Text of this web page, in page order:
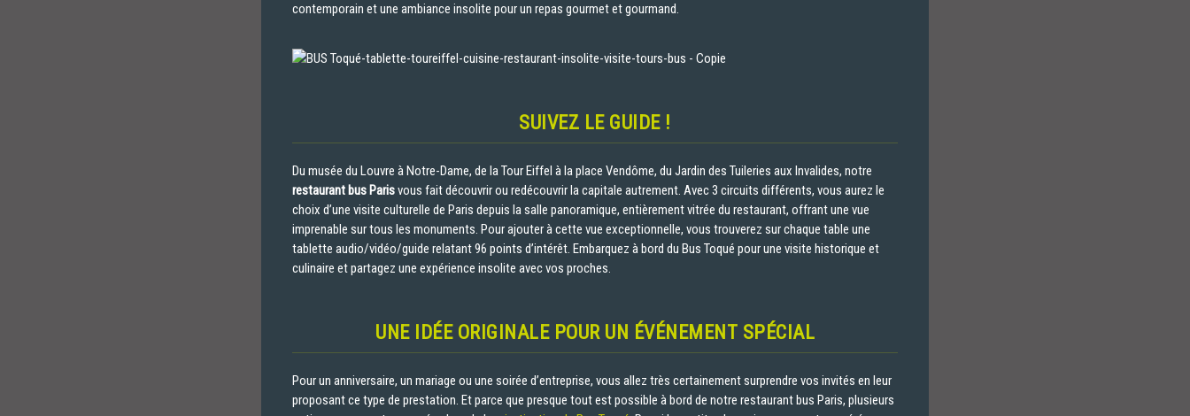
contemporain et une ambiance insolite pour un repas gourmet et gourmand.
SUIVEZ LE GUIDE !
Du musée du Louvre à Notre-Dame, de la Tour Eiffel à la place Vendôme, du Jardin des Tuileries aux Invalides, notre
restaurant bus Parisvous fait découvrir ou redécouvrir la capitale autrement. Avec 3 circuits différents, vous aurez le
choix d’une visite culturelle de Paris depuis la salle panoramique, entièrement vitrée du restaurant, offrant une vue
imprenable sur tous les monuments. Pour ajouter à cette vue exceptionnelle, vous trouverez sur chaque table une
tablette audio/vidéo/guide relatant 96 points d’intérêt. Embarquez à bord du Bus Toqué pour une visite historique et
culinaire et partagez une expérience insolite avec vos proches.
UNE IDÉE ORIGINALE POUR UN ÉVÉNEMENT SPÉCIAL
Pour un anniversaire, un mariage ou une soirée d’entreprise, vous allez très certainement surprendre vos invités en leur
proposant ce type de prestation. Et parce que presque tout est possible à bord de notre restaurant bus Paris, plusieurs